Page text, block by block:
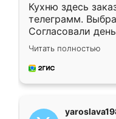
Кухню здесь
телеграмм.
Согласовали
недели кухня
довольны
мебель за
Читать полностью